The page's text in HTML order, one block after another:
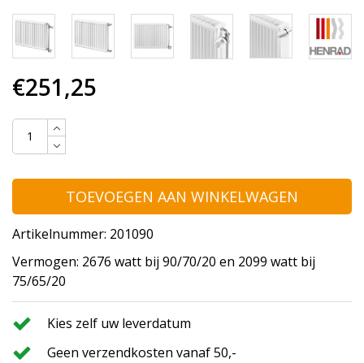
€251,25
TOEVOEGEN AAN WINKELWAGEN
Artikelnummer: 201090
Vermogen: 2676 watt bij 90/70/20 en 2099 watt bij
75/65/20
Kies zelf uw leverdatum
Geen verzendkosten vanaf 50,-